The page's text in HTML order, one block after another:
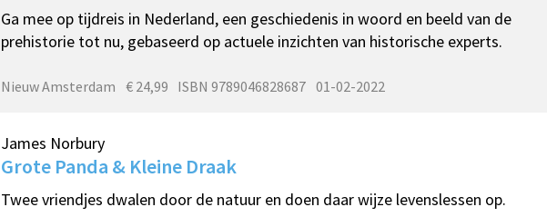
Ga mee op tijdreis in Nederland, een geschiedenis in woord en beeld van de
prehistorie tot nu, gebaseerd op actuele inzichten van historische experts.
Nieuw Amsterdam € 24,99 ISBN 9789046828687 01-02-2022
James Norbury
Grote Panda & Kleine Draak
Twee vriendjes dwalen door de natuur en doen daar wijze levenslessen op.